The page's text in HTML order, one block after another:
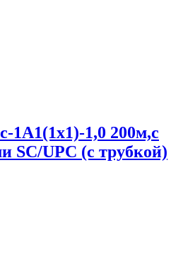
1,0 200м,c
SC/UPC (с трубкой)